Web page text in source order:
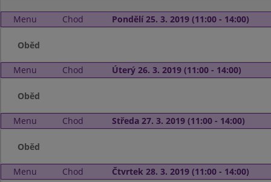
Menu Chod Pondělí 25. 3. 2019 (11:00 - 14:00)
Oběd
Menu Chod Úterý 26. 3. 2019 (11:00 - 14:00)
Oběd
Menu Chod Středa 27. 3. 2019 (11:00 - 14:00)
Oběd
Menu Chod Čtvrtek 28. 3. 2019 (11:00 - 14:00)